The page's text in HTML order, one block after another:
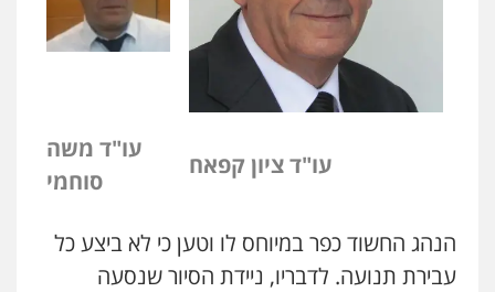
עו"ד ציון קפאח
עו"ד משה
סוחמי
הנהג החשוד כפר במיוחס לו וטען כי לא ביצע כל
עבירת תנועה. לדבריו, ניידת הסיור שנסעה